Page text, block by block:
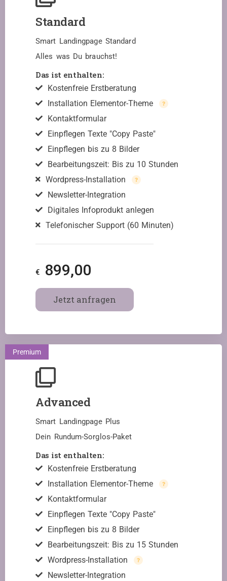
Standard
Smart Landingpage Standard
Alles was Du brauchst!
Das ist enthalten:
Kostenfreie Erstberatung
Installation Elementor-Theme
Kontaktformular
Einpflegen Texte "Copy Paste"
Einpflegen bis zu 8 Bilder
Bearbeitungszeit: Bis zu 10 Stunden
Wordpress-Installation
Newsletter-Integration
Digitales Infoprodukt anlegen
Telefonischer Support (60 Minuten)
€ 899,00
Jetzt anfragen
Premium
Advanced
Smart Landingpage Plus
Dein Rundum-Sorglos-Paket
Das ist enthalten:
Kostenfreie Erstberatung
Installation Elementor-Theme
Kontaktformular
Einpflegen Texte "Copy Paste"
Einpflegen bis zu 8 Bilder
Bearbeitungszeit: Bis zu 15 Stunden
Wordpress-Installation
Newsletter-Integration